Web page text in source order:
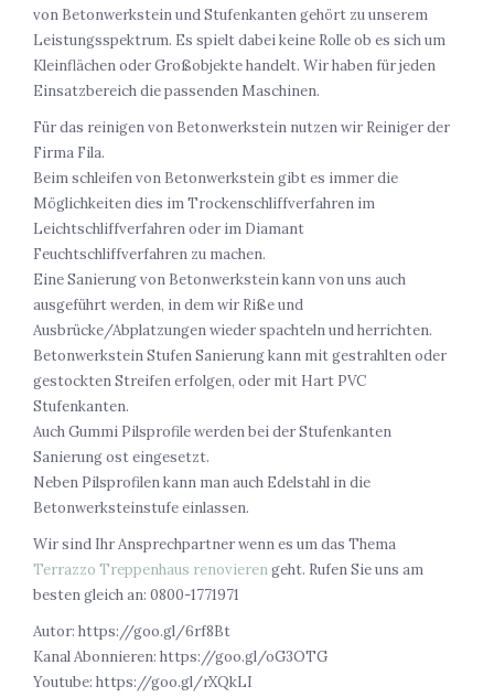
von Betonwerkstein und Stufenkanten gehört zu unserem
Leistungsspektrum. Es spielt dabei keine Rolle ob es sich um
Kleinflächen oder Großobjekte handelt. Wir haben für jeden
Einsatzbereich die passenden Maschinen.
Für das reinigen von Betonwerkstein nutzen wir Reiniger der
Firma Fila.
Beim schleifen von Betonwerkstein gibt es immer die
Möglichkeiten dies im Trockenschliffverfahren im
Leichtschliffverfahren oder im Diamant
Feuchtschliffverfahren zu machen.
Eine Sanierung von Betonwerkstein kann von uns auch
ausgeführt werden, in dem wir Riße und
Ausbrücke/Abplatzungen wieder spachteln und herrichten.
Betonwerkstein Stufen Sanierung kann mit gestrahlten oder
gestockten Streifen erfolgen, oder mit Hart PVC
Stufenkanten.
Auch Gummi Pilsprofile werden bei der Stufenkanten
Sanierung ost eingesetzt.
Neben Pilsprofilen kann man auch Edelstahl in die
Betonwerksteinstufe einlassen.
Wir sind Ihr Ansprechpartner wenn es um das Thema
Terrazzo Treppenhaus renovierengeht. Rufen Sie uns am
besten gleich an: 0800-1771971
Autor: https://goo.gl/6rf8Bt
Kanal Abonnieren: https://goo.gl/oG3OTG
Youtube: https://goo.gl/rXQkLI